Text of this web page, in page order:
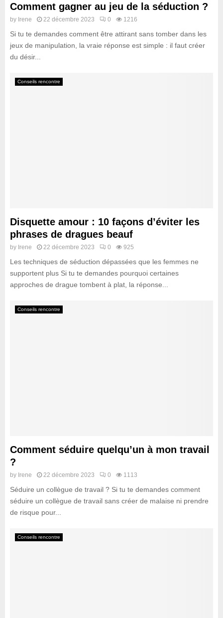
Comment gagner au jeu de la séduction ?
by Irene 22 décembre 2023 0 1216
Si tu te demandes comment être attirant sans tomber dans les
jeux de manipulation, la vraie réponse est simple : il faut créer
du désir...
Conseils rencontre
Disquette amour : 10 façons d’éviter les
phrases de dragues beauf
by Irene 22 décembre 2023 0 925
Les techniques de séduction dépassées que les femmes ne
supportent plus Si tu te demandes pourquoi certaines
approches de drague tombent à plat, la réponse...
Conseils rencontre
Comment séduire quelqu’un à mon travail
?
by Irene 22 décembre 2023 0 1113
Séduire un collègue de travail ? Si tu te demandes comment
séduire un collègue de travail sans créer de malaise ni prendre
de risque pour...
Conseils rencontre